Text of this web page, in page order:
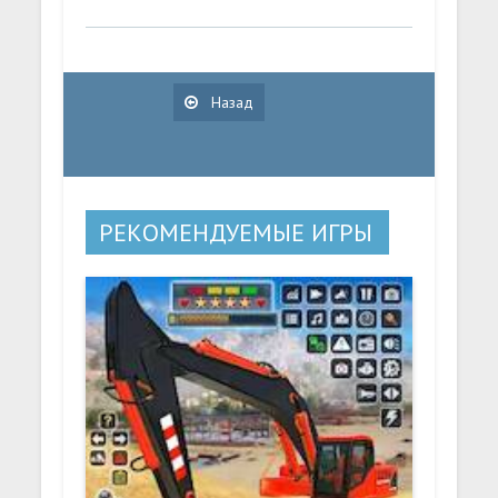
Назад
РЕКОМЕНДУЕМЫЕ ИГРЫ